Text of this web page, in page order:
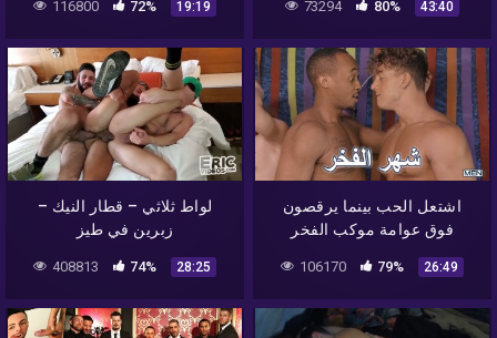
116800 72% 19:19 73294 80% 43:40
لواط ثلاثي – قطار النيك –
زبرين في طيز
408813 74% 28:25
اشتعل الحب بينما يرقصون
فوق عوامة موكب الفخر
106170 79% 26:49